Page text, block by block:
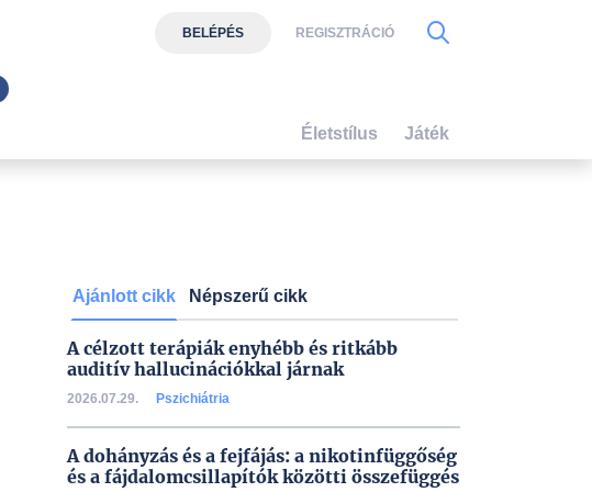
Ajánlott cikk Népszerű cikk
A célzott terápiák enyhébb és ritkább
auditív hallucinációkkal járnak
2026.07.29. Pszichiátria
A dohányzás és a fejfájás: a nikotinfüggőség
és a fájdalomcsillapítók közötti összefüggés
BELÉPÉS REGISZTRÁCIÓ
Életstílus Játék